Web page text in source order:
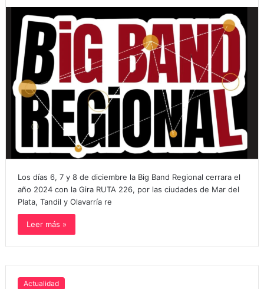
Los días 6, 7 y 8 de diciembre la Big Band Regional cerrara el
año 2024 con la Gira RUTA 226, por las ciudades de Mar del
Plata, Tandil y Olavarría re
Leer más »
Actualidad